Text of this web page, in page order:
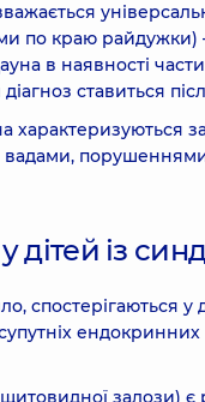
по краю райдужки)
в наявності
ставиться
характеризуються
порушеннями
у дітей із
спостерігаються у
залози)